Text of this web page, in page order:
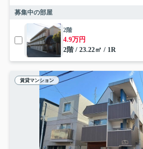
募集中の部屋
2階
4.9万円
2階 / 23.22㎡ / 1R
賃貸マンション